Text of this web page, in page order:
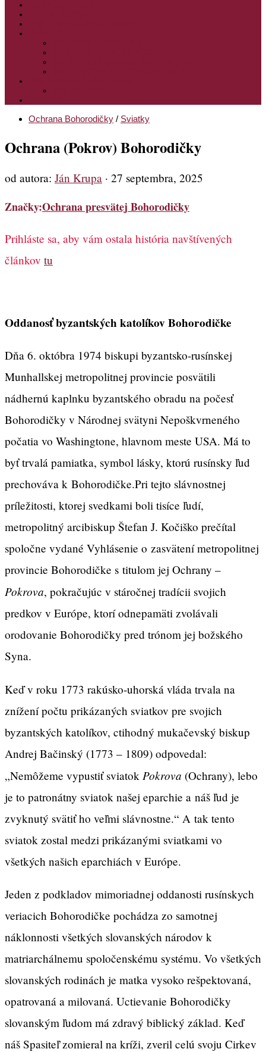
Ochrana Bohorodičky / Sviatky
Ochrana (Pokrov) Bohorodičky
od autora: Ján Krupa · 27 septembra, 2025
Značky:Ochrana presvätej Bohorodičky
Prihláste sa, aby vám ostala história navštívených
článkov tu
Oddanosť byzantských katolíkov Bohorodičke
Dňa 6. októbra 1974 biskupi byzantsko-rusínskej
Munhallskej metropolitnej provincie posvätili
nádhernú kaplnku byzantského obradu na počesť
Bohorodičky v Národnej svätyni Nepoškvrneného
počatia vo Washingtone, hlavnom meste USA. Má to
byť trvalá pamiatka, symbol lásky, ktorú rusínsky ľud
prechováva k Bohorodičke.Pri tejto slávnostnej
príležitosti, ktorej svedkami boli tisíce ľudí,
metropolitný arcibiskup Štefan J. Kočiško prečítal
spoločne vydané Vyhlásenie o zasvätení metropolitnej
provincie Bohorodičke s titulom jej Ochrany –
Pokrova, pokračujúc v stáročnej tradícii svojich
predkov v Európe, ktorí odnepamäti zvolávali
orodovanie Bohorodičky pred trónom jej božského
Syna.
Keď v roku 1773 rakúsko-uhorská vláda trvala na
znížení počtu prikázaných sviatkov pre svojich
byzantských katolíkov, ctihodný mukačevský biskup
Andrej Bačinský (1773 – 1809) odpovedal:
„Nemôžeme vypustiť sviatok Pokrova (Ochrany), lebo
je to patronátny sviatok našej eparchie a náš ľud je
zvyknutý svätiť ho veľmi slávnostne.“ A tak tento
sviatok zostal medzi prikázanými sviatkami vo
všetkých našich eparchiách v Európe.
Jeden z podkladov mimoriadnej oddanosti rusínskych
veriacich Bohorodičke pochádza zo samotnej
náklonnosti všetkých slovanských národov k
matriarchálnemu spoločenskému systému. Vo všetkých
slovanských rodinách je matka vysoko rešpektovaná,
opatrovaná a milovaná. Uctievanie Bohorodičky
slovanským ľudom má zdravý biblický základ. Keď
náš Spasiteľ zomieral na kríži, zveril celú svoju Cirkev